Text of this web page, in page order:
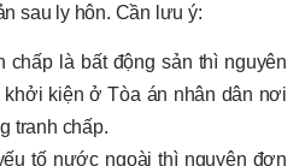
sau ly hôn. Cần lưu ý:
chấp là bất động sản thì nguyên
kiện ở Tòa án nhân dân nơi
tranh chấp.
tố nước ngoài thì nguyên đơn